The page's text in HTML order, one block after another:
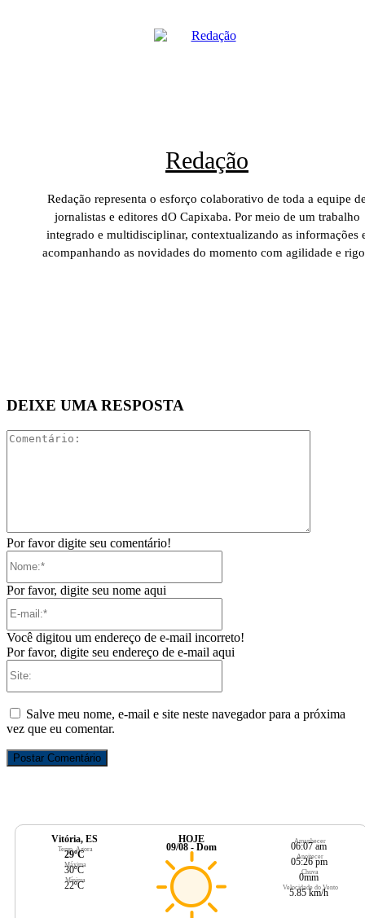
Redação
Redação representa o esforço colaborativo de toda a equipe
jornalistas e editores dO Capixaba. Por meio de um trabalho
integrado e multidisciplinar, contextualizando as informações
acompanhando as novidades do momento com agilidade e
DEIXE UMA RESPOSTA
Por favor digite seu comentário!
Por favor, digite seu nome aqui
Você digitou um endereço de e-mail incorreto!
Por favor, digite seu endereço de e-mail aqui
Salve meu nome, e-mail e site neste navegador para a próxima
vez que eu comentar.
Vitória, ES
Temp. Agora
29ºC
Máxima
30ºC
Mínima
22ºC
HOJE
09/08 - Dom
Amanhecer
06:07 am
Anoitecer
05:26 pm
Chuva
0mm
Velocidade do Vento
5.85 km/h